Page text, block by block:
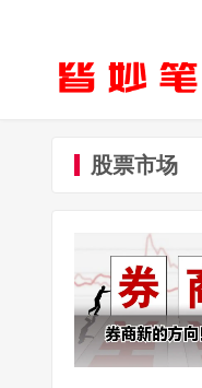
股票市场